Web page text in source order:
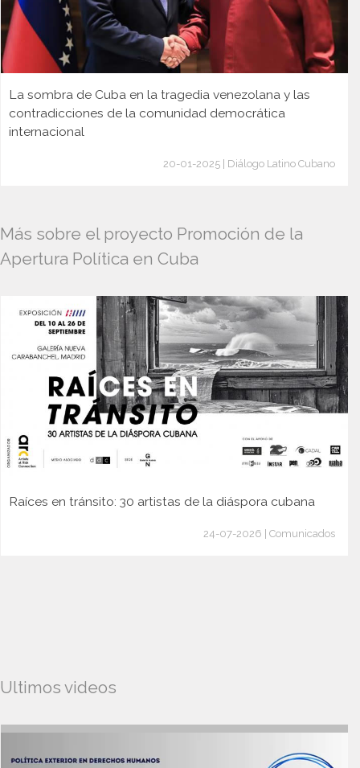
La sombra de Cuba en la tragedia venezolana y las
contradicciones de la comunidad democrática
internacional
20-01-2025 | Diálogo Latino Cubano
Más sobre el proyecto Promoción de la
Apertura Política en Cuba
Raíces en tránsito: 30 artistas de la diáspora cubana
24-07-2026 | Comunicados
Ultimos videos